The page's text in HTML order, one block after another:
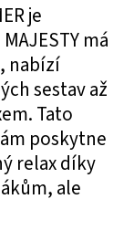
je
má
nabízí
sestav až
Tato
poskytne
relax díky
ale